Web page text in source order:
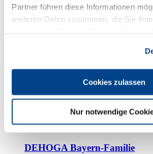
Partner führen diese Informationen
weiteren Daten zusammen, die Sie
Cookies zulassen
Nur notwendige
Kooperationspartner
Tourismusorganisationen
Bayern Tourismus Marketing
DEHOGA-Familie
Bundesverband
Fachverbände
DEHOGA Bayern-Familie